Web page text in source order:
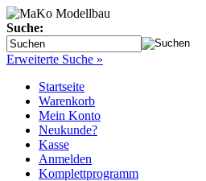
Suche:
Erweiterte Suche »
Startseite
Warenkorb
Mein Konto
Neukunde?
Kasse
Anmelden
Komplettprogramm